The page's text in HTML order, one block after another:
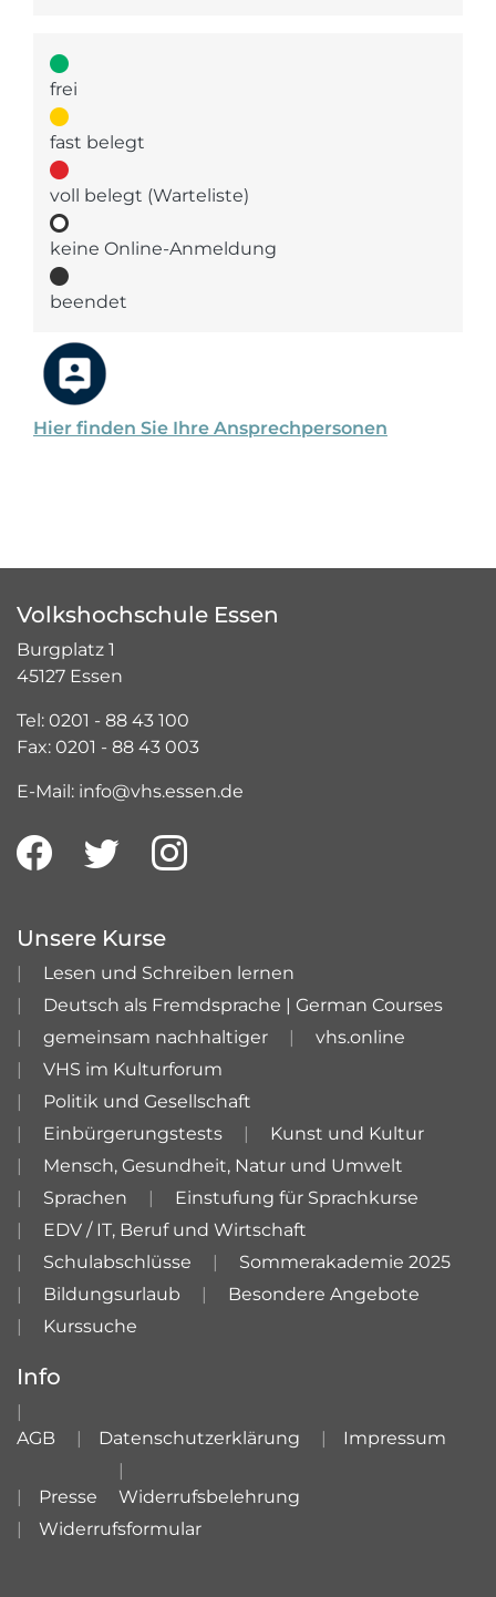
Hier finden Sie Ihre Ansprechpersonen
frei
fast belegt
voll belegt (Warteliste)
keine Online-Anmeldung
beendet
Volkshochschule Essen
Burgplatz 1
45127 Essen
Tel: 0201 - 88 43 100
Fax: 0201 - 88 43 003
E-Mail: info@vhs.essen.de
Unsere Kurse
Lesen und Schreiben lernen
Deutsch als Fremdsprache | German Courses
gemeinsam nachhaltiger
vhs.online
VHS im Kulturforum
Politik und Gesellschaft
Einbürgerungstests
Kunst und Kultur
Mensch, Gesundheit, Natur und Umwelt
Sprachen
Einstufung für Sprachkurse
EDV / IT, Beruf und Wirtschaft
Schulabschlüsse
Sommerakademie 2025
Bildungsurlaub
Besondere Angebote
Kurssuche
Info
AGB Datenschutzerklärung Impressum
Presse
Widerrufsbelehrung
Widerrufsformular